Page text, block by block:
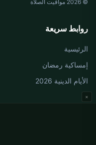
×
© 2026 مواقيت الصلاة
روابط سريعة
الرئيسية
إمساكية رمضان
الأيام الدينية 2026